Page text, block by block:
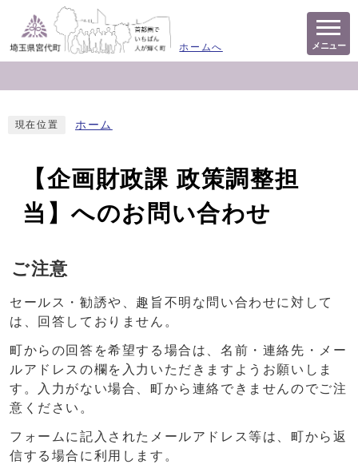
ホームへ メニュー
現在位置 ホーム
【企画財政課 政策調整担
当】へのお問い合わせ
ご注意
セールス・勧誘や、趣旨不明な問い合わせに対して
は、回答しておりません。
町からの回答を希望する場合は、名前・連絡先・メー
ルアドレスの欄を入力いただきますようお願いしま
す。入力がない場合、町から連絡できませんのでご注
意ください。
フォームに記入されたメールアドレス等は、町から返
信する場合に利用します。